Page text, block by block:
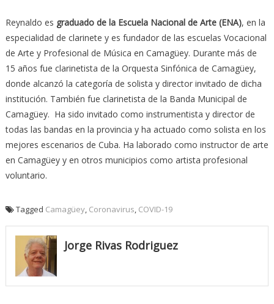
Reynaldo es graduado de la Escuela Nacional de Arte (ENA), en la
especialidad de clarinete y es fundador de las escuelas Vocacional
de Arte y Profesional de Música en Camagüey. Durante más de
15 años fue clarinetista de la Orquesta Sinfónica de Camagüey,
donde alcanzó la categoría de solista y director invitado de dicha
institución. También fue clarinetista de la Banda Municipal de
Camagüey. Ha sido invitado como instrumentista y director de
todas las bandas en la provincia y ha actuado como solista en los
mejores escenarios de Cuba. Ha laborado como instructor de arte
en Camagüey y en otros municipios como artista profesional
voluntario.
Tagged Camagüey, Coronavirus COVID-19
Jorge Rivas Rodriguez